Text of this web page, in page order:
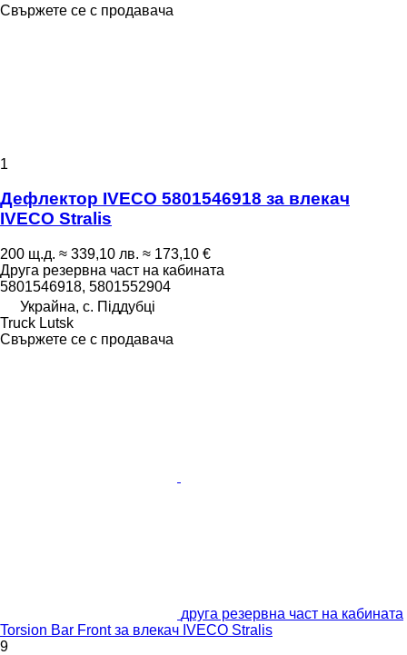
Свържете се с продавача
1
Дефлектор IVECO 5801546918 за влекач
IVECO Stralis
200 щ.д. ≈ 339,10 лв. ≈ 173,10 €
Друга резервна част на кабината
5801546918, 5801552904
Украйна, с. Піддубці
Truck Lutsk
Свържете се с продавача
друга резервна част на кабината
Torsion Bar Front за влекач IVECO Stralis
9